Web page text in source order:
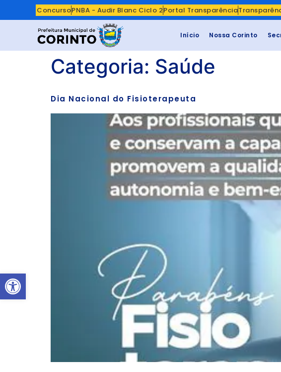
ConcursoPNBA - Audir Blanc Ciclo 2Portal Transparência
Início Nossa Corinto
Categoria: Saúde
Dia Nacional do Fisioterapeuta
Abrir a barra de ferramentas